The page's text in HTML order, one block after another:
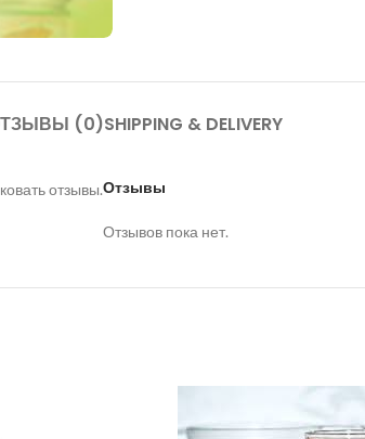
(0)SHIPPING & DELIVERY
Отзывы
Отзывов пока нет.
отзывы.